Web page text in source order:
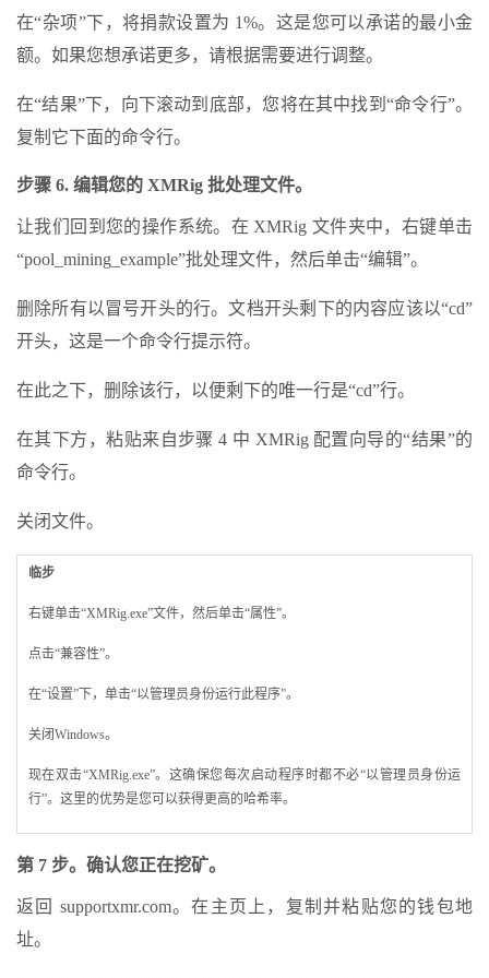
在“杂项”下，将捐款设置为 1%。这是您可以承诺的最小金
额。如果您想承诺更多，请根据需要进行调整。
在“结果”下，向下滚动到底部，您将在其中找到“命令行”。
复制它下面的命令行。
步骤 6. 编辑您的 XMRig 批处理文件。
让我们回到您的操作系统。在 XMRig 文件夹中，右键单击
“pool_mining_example”批处理文件，然后单击“编辑”。
删除所有以冒号开头的行。文档开头剩下的内容应该以“cd”
开头，这是一个命令行提示符。
在此之下，删除该行，以便剩下的唯一行是“cd”行。
在其下方，粘贴来自步骤 4 中 XMRig 配置向导的“结果”的
命令行。
关闭文件。
临步
右键单击“XMRig.exe”文件，然后单击“属性”。
点击“兼容性”。
在“设置”下，单击“以管理员身份运行此程序”。
关闭Windows。
现在双击“XMRig.exe”。这确保您每次启动程序时都不必“以管理员身份运
行”。这里的优势是您可以获得更高的哈希率。
第 7 步。确认您正在挖矿。
返回 supportxmr.com。在主页上，复制并粘贴您的钱包地
址。